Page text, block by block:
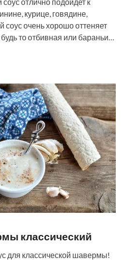
курице, говядине,
соус очень хорошо оттеняет
то отбивная или бараньи…
классический
для классической шавермы!